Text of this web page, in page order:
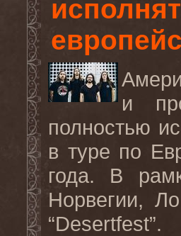
и
полностью
в туре по
года. В
Норвегии,
“Desertfest”.